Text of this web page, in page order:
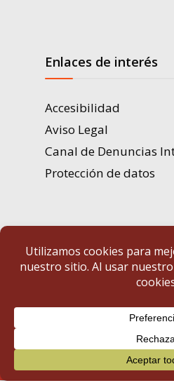
Enlaces de interés
Accesibilidad
Aviso Legal
Canal de Denuncias
Protección de datos
Portal de Transparencia |